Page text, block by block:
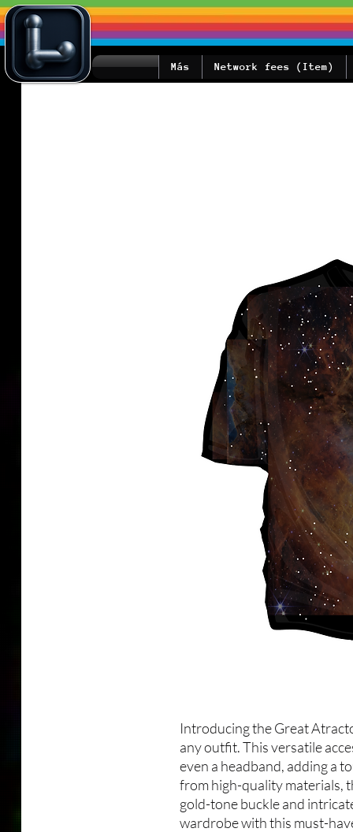
Network fees (Item)
Más
Introducing the Great
any outfit. This versatile
even a headband, adding a
from high-quality materials,
gold-tone buckle and
wardrobe with this must-